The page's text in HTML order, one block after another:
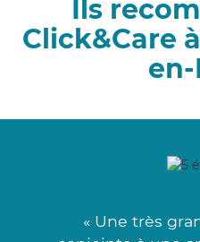
Ils
Click&Care
« Une très